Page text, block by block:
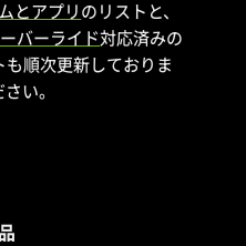
とアプリ のリストと、
バーライド対応済みの
順次更新しておりま
い。